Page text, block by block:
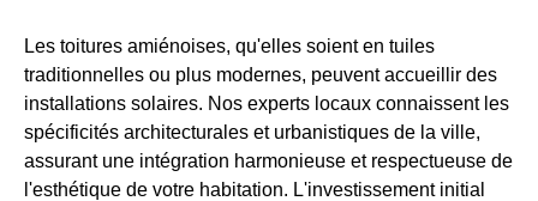
Les toitures amiénoises, qu'elles soient en tuiles
traditionnelles ou plus modernes, peuvent accueillir des
installations solaires. Nos experts locaux connaissent les
spécificités architecturales et urbanistiques de la ville,
assurant une intégration harmonieuse et respectueuse de
l'esthétique de votre habitation. L'investissement initial